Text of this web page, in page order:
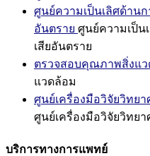
ศูนย์ความเป็นเลิศด้าน
อันตราย ศูนย์ความเป็น
เสียอันตราย
ตรวจสอบคุณภาพสิ่งแว
แวดล้อม
ศูนย์เครื่องมือวิจัยวิทยา
ศูนย์เครื่องมือวิจัยวิทยา
บริการทางการแพทย์